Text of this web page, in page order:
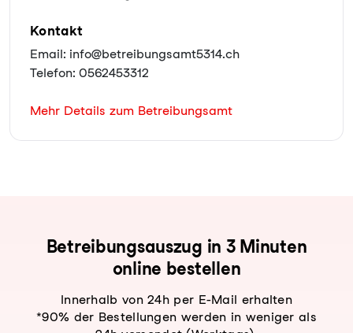
Kontakt
Email: info@betreibungsamt5314.ch
Telefon: 0562453312
Mehr Details zum Betreibungsamt
Be­trei­bungs­aus­zug in 3 Minuten
online bestellen
Innerhalb von 24h per E-Mail erhalten
*90% der Bestellungen werden in weniger als